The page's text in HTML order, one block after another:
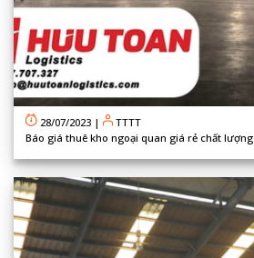
28/07/2023 |
TTTT
Báo giá thuê kho ngoại quan giá rẻ chất lượng